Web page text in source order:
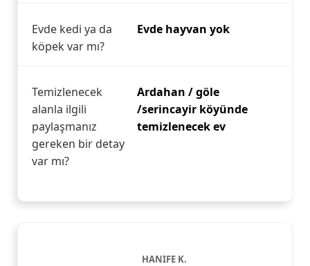
Evde kedi ya da
köpek var mı?
Evde hayvan yok
Temizlenecek
alanla ilgili
paylaşmanız
gereken bir detay
var mı?
Ardahan / göle
/serincayir köyünde
temizlenecek ev
HANIFE K.